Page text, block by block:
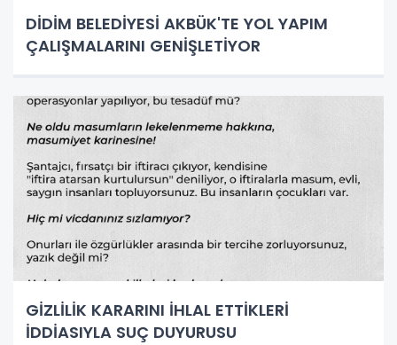
DİDİM BELEDİYESİ AKBÜK'TE YOL YAPIM
ÇALIŞMALARINI GENİŞLETİYOR
GİZLİLİK KARARINI İHLAL ETTİKLERİ
İDDİASIYLA SUÇ DUYURUSU